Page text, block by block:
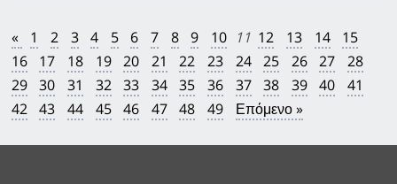
« 1 2 3 4 5 6 7 8 9 10 11 12 13 14
15
16
17 18 19 20 21 22 23 24 25 26 27
28
29
30 31 32 33 34 35 36 37 38 39 40
41
42
43 44 45 46 47 48 49 Επόμενο »